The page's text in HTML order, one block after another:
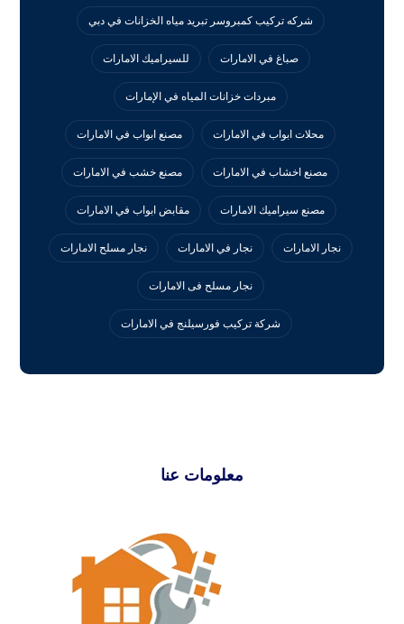
شركه تركيب كمبروسر تبريد مياه الخزانات في دبي
صباغ في الامارات للسيراميك الامارات
مبردات خزانات المياه في الإمارات
محلات ابواب في الامارات مصنع ابواب في الامارات
مصنع اخشاب في الامارات مصنع خشب في الامارات
مصنع سيراميك الامارات مقابض ابواب في الامارات
نجار الامارات نجار في الامارات نجار مسلح الامارات
نجار مسلح فى الامارات
‏شركة تركيب فورسيلنج في الامارات
معلومات عنا